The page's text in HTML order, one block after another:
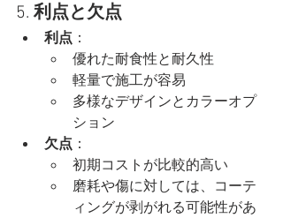
5. 利点と欠点
利点 ：
優れた耐食性と耐久性
軽量で施工が容易
多様なデザインとカラーオプ
ション
欠点 ：
初期コストが比較的高い
磨耗や傷に対しては、コーテ
ィングが剥がれる可能性があ